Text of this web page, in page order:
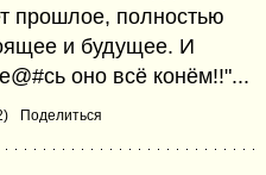
прошлое, полностью
и будущее. И
оно всё конём!!"...
Поделиться